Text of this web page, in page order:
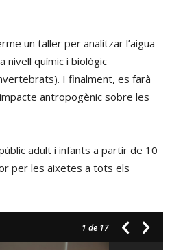
un taller per analitzar l’aigua
nivell químic i biològic
I finalment, es farà
antropogènic sobre les
adult i infants a partir de 10
per les aixetes a tots els
1 de 17